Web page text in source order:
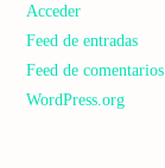
Acceder
Feed de entradas
Feed de comentarios
WordPress.org